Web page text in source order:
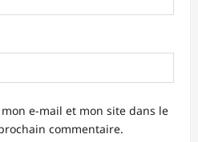
e-mail et mon site dans le
commentaire.